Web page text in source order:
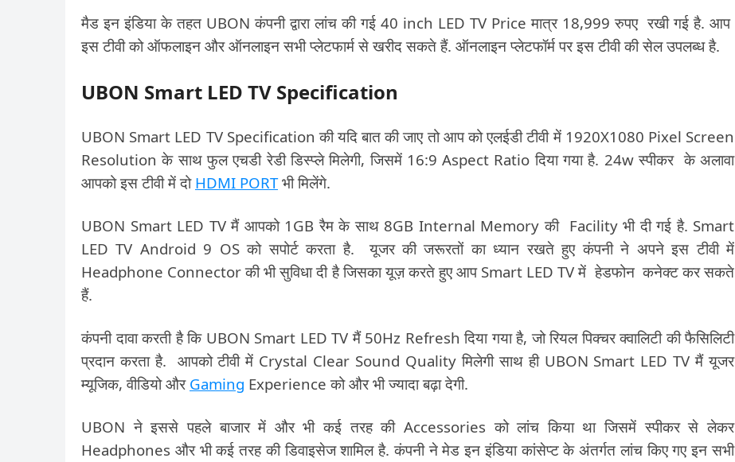
मैड इन इंडिया के तहत UBON कंपनी द्वारा लांच की गई 40 inch LED TV Price मात्र 18,999 रुपए रखी गई है. आप
इस टीवी को ऑफलाइन और ऑनलाइन सभी प्लेटफार्म से खरीद सकते हैं. ऑनलाइन प्लेटफॉर्म पर इस टीवी की सेल उपलब्ध है.
UBON Smart LED TV Specification
UBON Smart LED TV Specification की यदि बात की जाए तो आप को एलईडी टीवी में 1920X1080 Pixel Screen
Resolution के साथ फुल एचडी रेडी डिस्प्ले मिलेगी, जिसमें 16:9 Aspect Ratio दिया गया है. 24w स्पीकर के अलावा
आपको इस टीवी में दो HDMI PORTभी मिलेंगे.
UBON Smart LED TV मैं आपको 1GB रैम के साथ 8GB Internal Memory की Facility भी दी गई है. Smart
LED TV Android 9 OS को सपोर्ट करता है. यूजर की जरूरतों का ध्यान रखते हुए कंपनी ने अपने इस टीवी में
Headphone Connector की भी सुविधा दी है जिसका यूज़ करते हुए आप Smart LED TV में हेडफोन कनेक्ट कर सकते
हैं.
कंपनी दावा करती है कि UBON Smart LED TV मैं 50Hz Refresh दिया गया है, जो रियल पिक्चर क्वालिटी की फैसिलिटी
प्रदान करता है. आपको टीवी में Crystal Clear Sound Quality मिलेगी साथ ही UBON Smart LED TV मैं यूजर
म्यूजिक, वीडियो और Gaming Experience को और भी ज्यादा बढ़ा देगी.
UBON ने इससे पहले बाजार में और भी कई तरह की Accessories को लांच किया था जिसमें स्पीकर से लेकर
Headphones और भी कई तरह की डिवाइसेज शामिल है. कंपनी ने मेड इन इंडिया कांसेप्ट के अंतर्गत लांच किए गए इन सभी